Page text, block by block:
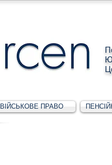
ВІЙСЬКОВЕ ПРАВО